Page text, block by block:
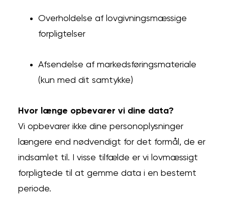
Overholdelse af lovgivningsmæssige
forpligtelser
Afsendelse af markedsføringsmateriale
(kun med dit samtykke)
Hvor længe opbevarer vi dine data?
Vi opbevarer ikke dine personoplysninger
længere end nødvendigt for det formål, de er
indsamlet til. I visse tilfælde er vi lovmæssigt
forpligtede til at gemme data i en bestemt
periode.